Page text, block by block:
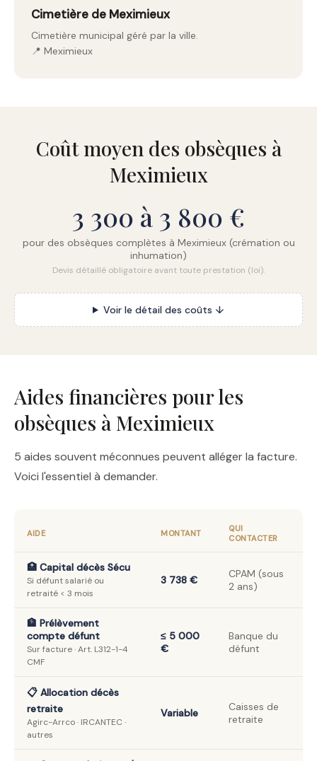
Cimetière de Meximieux
Cimetière municipal géré par la ville.
📍 Meximieux
Coût moyen des obsèques à
Meximieux
3 300 à 3 800 €
pour des obsèques complètes à Meximieux (crémation ou
inhumation)
Devis détaillé obligatoire avant toute prestation (loi).
Voir le détail des coûts ↓
Aides financières pour les
obsèques à Meximieux
5 aides souvent méconnues peuvent alléger la facture.
Voici l'essentiel à demander.
AIDE MONTANT
QUI
CONTACTER
🏥 Capital décès Sécu
Si défunt salarié ou
retraité < 3 mois
3 738 €
CPAM (sous
2 ans)
🏦 Prélèvement
compte défunt
Sur facture · Art. L312-1-4
CMF
≤ 5 000
€
Banque du
défunt
📋 Allocation décès
retraite
Agirc-Arrco · IRCANTEC ·
autres
Variable
Caisses de
retraite